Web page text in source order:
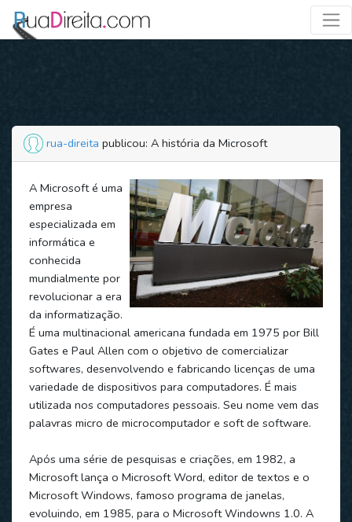
rua-direita publicou: A história da Microsoft
A Microsoft é uma
empresa
especializada em
informática e
conhecida
mundialmente por
revolucionar a era
da informatização.
É uma multinacional americana fundada em 1975 por Bill
Gates e Paul Allen com o objetivo de comercializar
softwares, desenvolvendo e fabricando licenças de uma
variedade de dispositivos para computadores. É mais
utilizada nos computadores pessoais. Seu nome vem das
palavras micro de microcomputador e soft de software.
Após uma série de pesquisas e criações, em 1982, a
Microsoft lança o Microsoft Word, editor de textos e o
Microsoft Windows, famoso programa de janelas,
evoluindo, em 1985, para o Microsoft Windowns 1.0. A